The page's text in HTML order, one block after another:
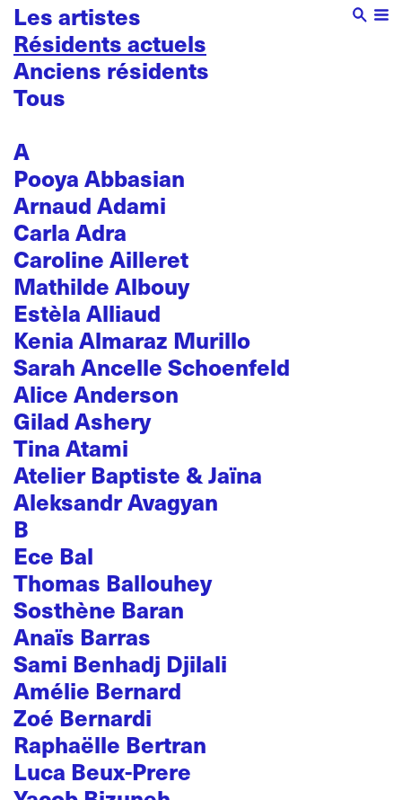
Les artistes
Résidents actuels
Anciens résidents
Tous
A
Pooya Abbasian
Arnaud Adami
Carla Adra
Caroline Ailleret
Mathilde Albouy
Estèla Alliaud
Kenia Almaraz Murillo
Sarah Ancelle Schoenfeld
Alice Anderson
Gilad Ashery
Tina Atami
Atelier Baptiste & Jaïna
Aleksandr Avagyan
B
Ece Bal
Thomas Ballouhey
Sosthène Baran
Anaïs Barras
Sami Benhadj Djilali
Amélie Bernard
Zoé Bernardi
Raphaëlle Bertran
Luca Beux-Prere